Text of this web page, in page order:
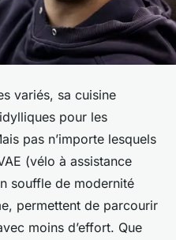
variés, sa cuisine
pour les
pas n’importe lesquels
(vélo à assistance
souffle de modernité
permettent de parcourir
moins d’effort. Que